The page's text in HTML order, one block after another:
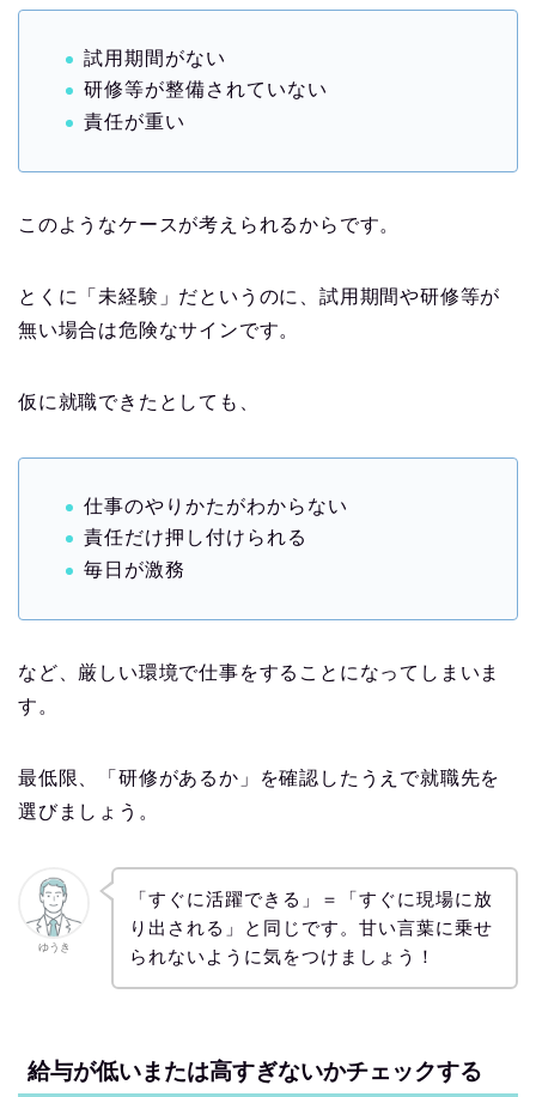
試用期間がない
研修等が整備されていない
責任が重い
このようなケースが考えられるからです。
とくに「未経験」だというのに、試用期間や研修等が
無い場合は危険なサインです。
仮に就職できたとしても、
仕事のやりかたがわからない
責任だけ押し付けられる
毎日が激務
など、厳しい環境で仕事をすることになってしまいま
す。
最低限、「研修があるか」を確認したうえで就職先を
選びましょう。
ゆうき
「すぐに活躍できる」＝「すぐに現場に放
り出される」と同じです。甘い言葉に乗せ
られないように気をつけましょう！
給与が低いまたは高すぎないかチェックする